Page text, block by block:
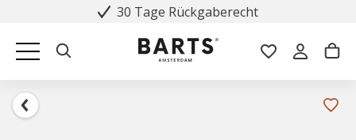
30 Tage Rückgaberecht